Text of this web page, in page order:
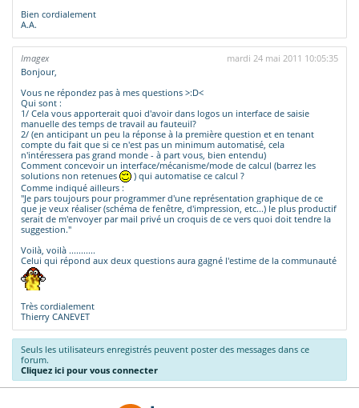
Bien cordialement
A.A.
Imagex
mardi 24 mai 2011 10:05:35
Bonjour,
Vous ne répondez pas à mes questions >:D<
Qui sont :
1/ Cela vous apporterait quoi d'avoir dans logos un interface de saisie
manuelle des temps de travail au fauteuil?
2/ (en anticipant un peu la réponse à la première question et en tenant
compte du fait que si ce n'est pas un minimum automatisé, cela
n'intéressera pas grand monde - à part vous, bien entendu)
Comment concevoir un interface/mécanisme/mode de calcul (barrez les
solutions non retenues
) qui automatise ce calcul ?
Comme indiqué ailleurs :
"Je pars toujours pour programmer d'une représentation graphique de ce
que je veux réaliser (schéma de fenêtre, d'impression, etc...) le plus productif
serait de m'envoyer par mail privé un croquis de ce vers quoi doit tendre la
suggestion."
Voilà, voilà ...........
Celui qui répond aux deux questions aura gagné l'estime de la communauté
Très cordialement
Thierry CANEVET
Seuls les utilisateurs enregistrés peuvent poster des messages dans ce
forum.
Cliquez ici pour vous connecter